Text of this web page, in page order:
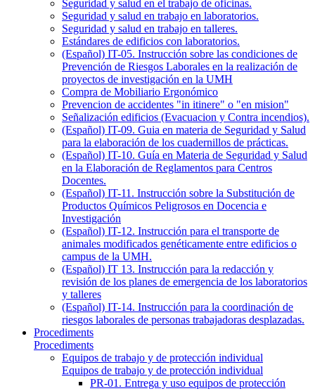
Seguridad y salud en el trabajo de oficinas.
Seguridad y salud en trabajo en laboratorios.
Seguridad y salud en trabajo en talleres.
Estándares de edificios con laboratorios.
(Español) IT-05. Instrucción sobre las condiciones de
Prevención de Riesgos Laborales en la realización de
proyectos de investigación en la UMH
Compra de Mobiliario Ergonómico
Prevencion de accidentes "in itinere" o "en mision"
Señalización edificios (Evacuacion y Contra incendios).
(Español) IT-09. Guia en materia de Seguridad y Salud
para la elaboración de los cuadernillos de prácticas.
(Español) IT-10. Guía en Materia de Seguridad y Salud
en la Elaboración de Reglamentos para Centros
Docentes.
(Español) IT-11. Instrucción sobre la Substitución de
Productos Químicos Peligrosos en Docencia e
Investigación
(Español) IT-12. Instrucción para el transporte de
animales modificados genéticamente entre edificios o
campus de la UMH.
(Español) IT 13. Instrucción para la redacción y
revisión de los planes de emergencia de los laboratorios
y talleres
(Español) IT-14. Instrucción para la coordinación de
riesgos laborales de personas trabajadoras desplazadas.
Procediments
Procediments
Equipos de trabajo y de protección individual
Equipos de trabajo y de protección individual
PR-01. Entrega y uso equipos de protección